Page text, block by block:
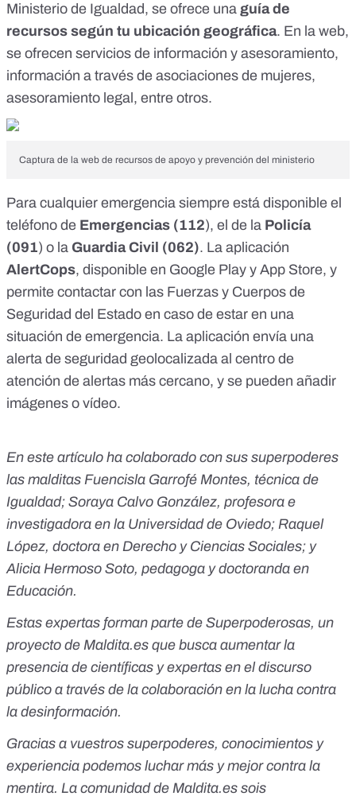
Ministerio de Igualdad, se ofrece una guía de
recursos según tu ubicación geográfica. En la web,
se ofrecen servicios de información y asesoramiento,
información a través de asociaciones de mujeres,
asesoramiento legal, entre otros.
Captura de la web de recursos de apoyo y prevención del ministerio
Para cualquier emergencia siempre está disponible el
teléfono de Emergencias (112), el de la Policía
(091) o la Guardia Civil (062). La aplicación
AlertCops, disponible en Google Play y App Store, y
permite contactar con las Fuerzas y Cuerpos de
Seguridad del Estado en caso de estar en una
situación de emergencia. La aplicación envía una
alerta de seguridad geolocalizada al centro de
atención de alertas más cercano, y se pueden añadir
imágenes o vídeo.
En este artículo ha colaborado con sus superpoderes
las malditas Fuencisla Garrofé Montes, técnica de
Igualdad; Soraya Calvo González, profesora e
investigadora en la Universidad de Oviedo; Raquel
López, doctora en Derecho y Ciencias Sociales; y
Alicia Hermoso Soto, pedagoga y doctoranda en
Educación.
Estas expertas forman parte de Superpoderosas, un
proyecto de Maldita.es que busca aumentar la
presencia de científicas y expertas en el discurso
público a través de la colaboración en la lucha contra
la desinformación.
Gracias a vuestros superpoderes, conocimientos y
experiencia podemos luchar más y mejor contra la
mentira. La comunidad de Maldita.es sois